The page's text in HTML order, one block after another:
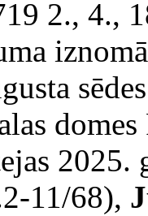
2., 4.,
2025.
11/68),